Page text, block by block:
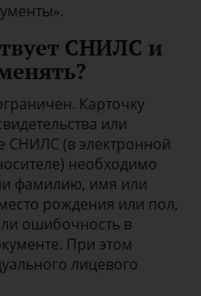
СНИЛС и
Карточку
или
СНИЛС (в электронной
необходимо
фамилию, имя или
рождения или пол,
ошибочность в
При этом
лицевого